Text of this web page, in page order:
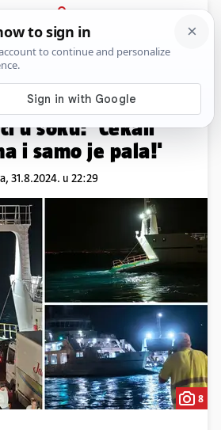
PRIJAVA
News Komentari
trajekta pala u
u šoku: 'Čekali
i samo je pala!'
31.8.2024. u 22:29
8